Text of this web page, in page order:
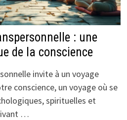
: une
de la conscience
invite à un voyage
conscience, un voyage où se
spirituelles et
…